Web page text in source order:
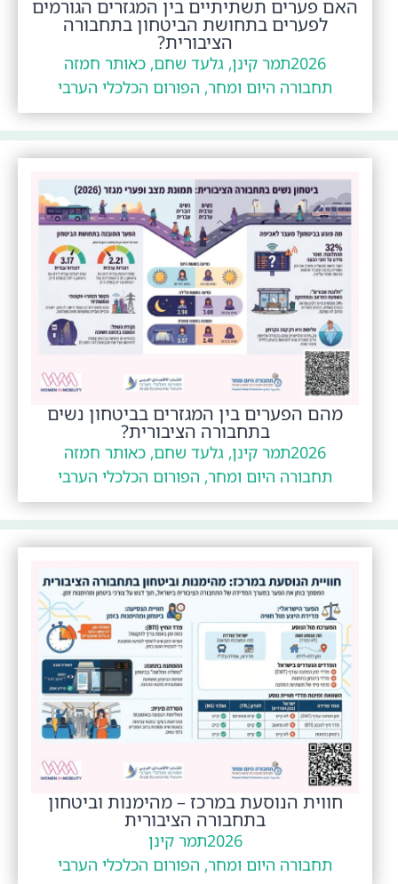
האם פערים תשתיתיים בין המגזרים הגורמים
לפערים בתחושת הביטחון בתחבורה
הציבורית?
2026תמר קינן, גלעד שחם, כאותר חמזה
תחבורה היום ומחר, הפורום הכלכלי הערבי
מהם הפערים בין המגזרים בביטחון נשים
בתחבורה הציבורית?
2026תמר קינן, גלעד שחם, כאותר חמזה
תחבורה היום ומחר, הפורום הכלכלי הערבי
חווית הנוסעת במרכז – מהימנות וביטחון
בתחבורה הציבורית
2026תמר קינן
תחבורה היום ומחר, הפורום הכלכלי הערבי